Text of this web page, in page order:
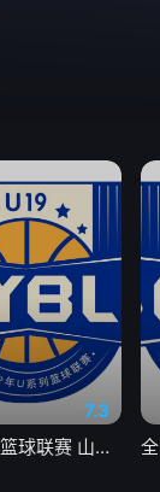
7.3
全国青年篮球联赛 山东山高83-70龙狮青年20260804